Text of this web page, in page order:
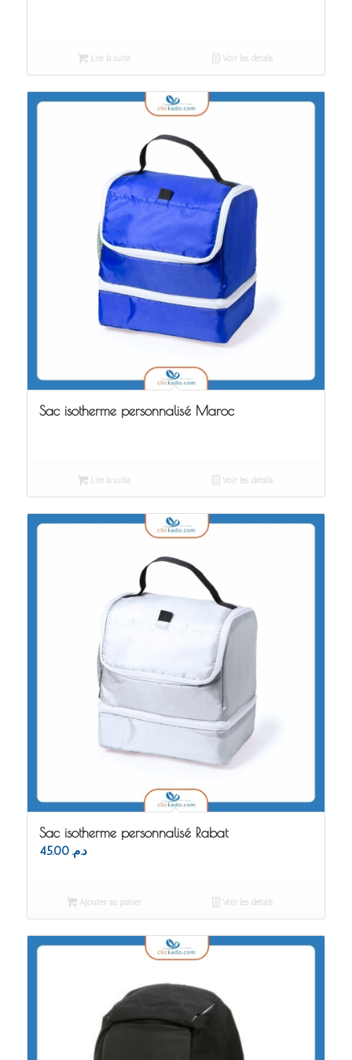
Lire la suite Voir les détails
Sac isotherme personnalisé Maroc
Lire la suite Voir les détails
Sac isotherme personnalisé Rabat
د.م. 45.00
Ajouter au panier Voir les détails